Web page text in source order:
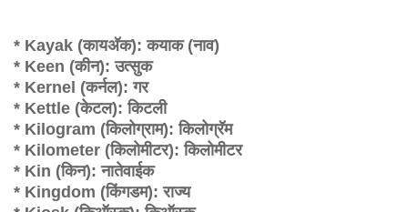
* Kayak (कायअ‍ॅक): कयाक (नाव)
* Keen (कीन): उत्सुक
* Kernel (कर्नल): गर
* Kettle (केटल): किटली
* Kilogram (किलोग्राम): किलोग्रॅम
* Kilometer (किलोमीटर): किलोमीटर
* Kin (किन): नातेवाईक
* Kingdom (किंगडम): राज्य